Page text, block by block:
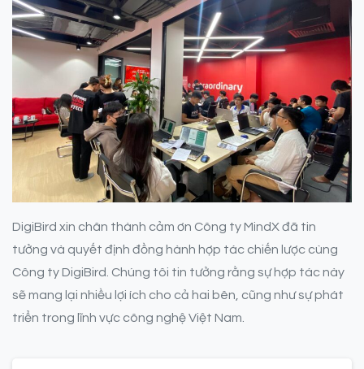
DigiBird xin chân thành cảm ơn Công ty MindX đã tin
tưởng và quyết định đồng hành hợp tác chiến lược cùng
Công ty DigiBird. Chúng tôi tin tưởng rằng sự hợp tác này
sẽ mang lại nhiều lợi ích cho cả hai bên, cũng như sự phát
triển trong lĩnh vực công nghệ Việt Nam.